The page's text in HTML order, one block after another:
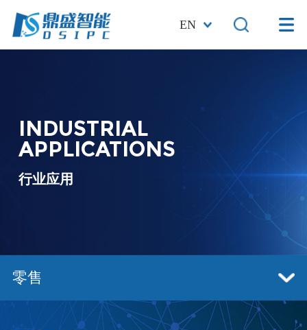
EN
INDUSTRIAL
APPLICATIONS
行业应用
零售